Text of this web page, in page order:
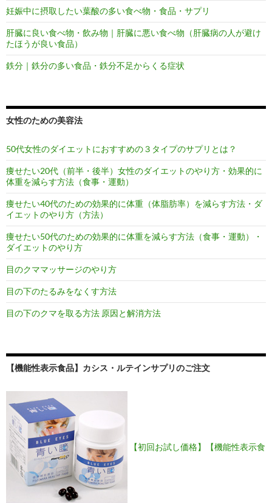
妊娠中に摂取したい葉酸の多い食べ物・食品・サプリ
肝臓に良い食べ物・飲み物｜肝臓に悪い食べ物（肝臓病の人が避け
たほうが良い食品）
鉄分｜鉄分の多い食品・鉄分不足からくる症状
女性のための美容法
50代女性のダイエットにおすすめの３タイプのサプリとは？
痩せたい20代（前半・後半）女性のダイエットのやり方・効果的に
体重を減らす方法（食事・運動）
痩せたい40代のための効果的に体重（体脂肪率）を減らす方法・ダ
イエットのやり方（方法）
痩せたい50代のための効果的に体重を減らす方法（食事・運動）・
ダイエットのやり方
目のクママッサージのやり方
目の下のたるみをなくす方法
目の下のクマを取る方法 原因と解消方法
【機能性表示食品】カシス・ルテインサプリのご注文
【初回お試し価格】【機能性表示食